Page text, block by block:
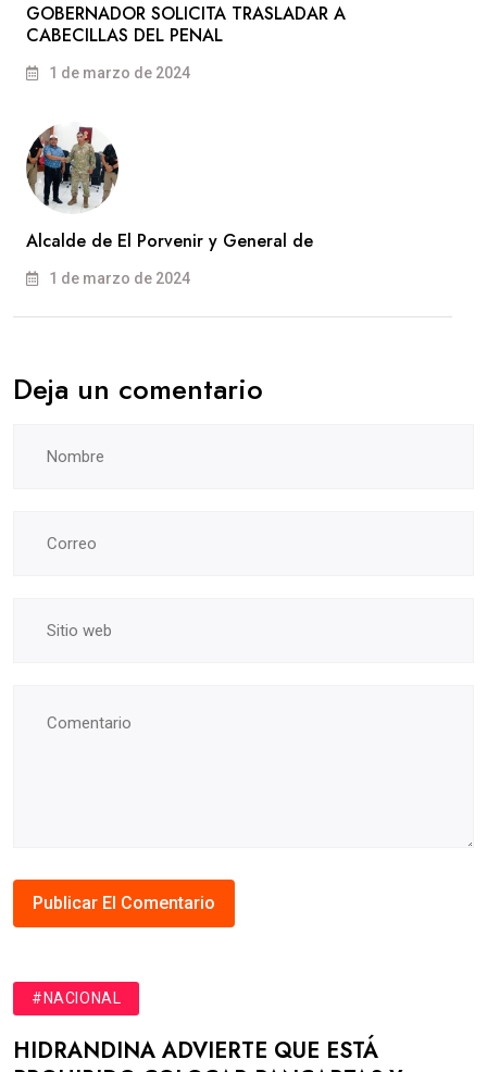
GOBERNADOR SOLICITA TRASLADAR A
CABECILLAS DEL PENAL
1 de marzo de 2024
Alcalde de El Porvenir y General de
1 de marzo de 2024
Deja un comentario
#NACIONAL
HIDRANDINA ADVIERTE QUE ESTÁ